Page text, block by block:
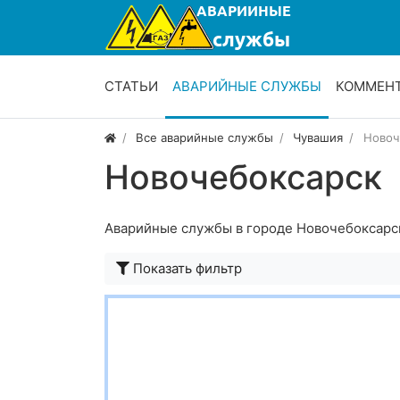
СТАТЬИ АВАРИЙНЫЕ СЛУЖБЫ
Все аварийные службы Чувашия
Новочебоксарск
Аварийные службы в городе
Показать фильтр